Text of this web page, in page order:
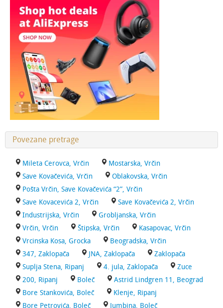
Povezane pretrage
Mileta Cerovca, Vrčin
Mostarska, Vrčin
Save Kovačevića, Vrčin
Oblakovska, Vrčin
Pošta Vrčin, Save Kovačevića “2”, Vrčin
Save Kovacevića 2, Vrčin
Save Kovačevića 2, Vrčin
Industrijska, Vrčin
Grobljanska, Vrčin
Vrčin, Vrčin
Štipska, Vrčin
Kasapovac, Vrčin
Vrcinska Kosa, Grocka
Beogradska, Vrčin
347, Zaklopača
JNA, Zaklopača
Zaklopača
Suplja Stena, Ripanj
4. jula, Zaklopača
Zuce
200, Ripanj
Boleč
Astrid Lindgren 11, Beograd
Bore Stankovića, Boleč
Klenje, Ripanj
Bore Petrovića, Boleč
Jumbina, Boleč